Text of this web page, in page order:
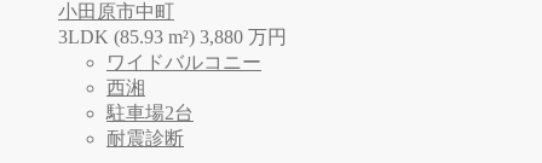
小田原市中町
3LDK (85.93 m²) 3,880 万円
ワイドバルコニー
西湘
駐車場2台
耐震診断